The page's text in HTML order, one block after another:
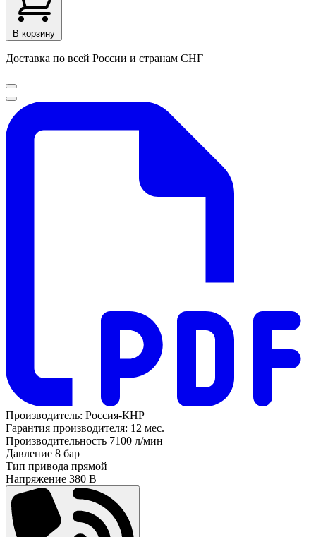
В корзину
Доставка по всей России и странам СНГ
Производитель: Россия-КНР
Гарантия производителя: 12 мес.
Производительность 7100 л/мин
Давление 8 бар
Тип привода прямой
Напряжение 380 В